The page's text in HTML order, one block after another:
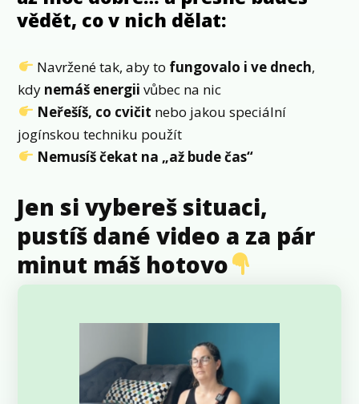
vědět, co v nich dělat:
Navržené tak, aby to fungovalo i ve dnech,
kdy nemáš energii vůbec na nic
Neřešíš, co cvičit nebo jakou speciální
jogínskou techniku použít
Nemusíš čekat na „až bude čas“
Jen si vybereš situaci,
pustíš dané video a za pár
minut máš hotovo